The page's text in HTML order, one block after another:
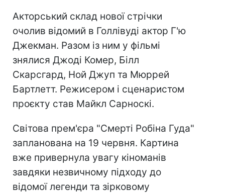
Акторський склад нової стрічки
очолив відомий в Голлівуді актор Г'ю
Джекман. Разом із ним у фільмі
знялися Джоді Комер, Білл
Скарсгард, Ной Джуп та Мюррей
Бартлетт. Режисером і сценаристом
проєкту став Майкл Сарноскі.
Світова прем'єра "Смерті Робіна Гуда"
запланована на 19 червня. Картина
вже привернула увагу кіноманів
завдяки незвичному підходу до
відомої легенди та зірковому